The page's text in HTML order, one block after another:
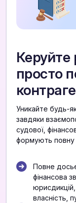
Керуйте
просто
Уникайте будь-
завдяки
судової,
формують повну
Повне
фінансова
власність,